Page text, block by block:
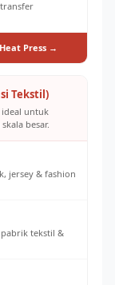
Press →
Tekstil)
ideal untuk
besar.
jersey & fashion
tekstil &